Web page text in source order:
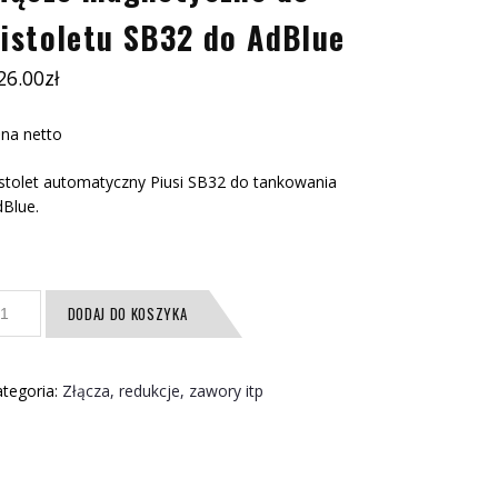
SB32 do AdBlue
zł
netto
automatyczny Piusi SB32 do tankowania
DODAJ DO KOSZYKA
Złącza, redukcje, zawory itp